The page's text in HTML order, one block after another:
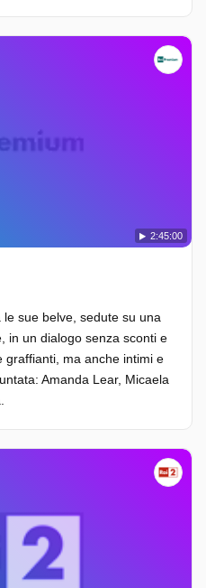
2:45:00
sue belve, sedute su una
in un dialogo senza sconti e
graffianti, ma anche intimi e
Amanda Lear, Micaela